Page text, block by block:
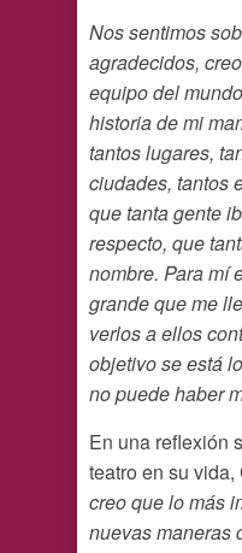
Nos sentimos
agradecidos,
equipo del
historia de mi
tantos lugares,
ciudades, tantos
que tanta gente
respecto, que
nombre. Para mí
grande que me
verlos a ellos
objetivo se está
no puede haber
En una reflexión
teatro en su
creo que lo más
nuevas maneras